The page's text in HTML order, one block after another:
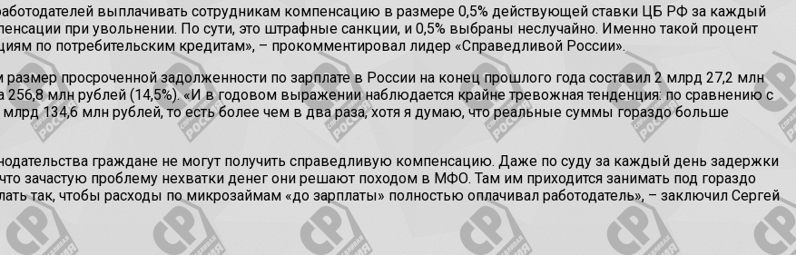
выплачивать сотрудникам компенсацию в размере 0,5% действующей ставки ЦБ РФ за каждый
при увольнении. По сути, это штрафные санкции, и 0,5% выбраны неслучайно. Именно такой процент
по потребительским кредитам», – прокомментировал лидер «Справедливой России».
просроченной задолженности по зарплате в России на конец прошлого года составил 2 млрд 27,2 млн
млн рублей (14,5%). «И в годовом выражении наблюдается крайне тревожная тенденция: по сравнению с
134,6 млн рублей, то есть более чем в два раза, хотя я думаю, что реальные суммы гораздо больше
граждане не могут получить справедливую компенсацию. Даже по суду за каждый день задержки
зачастую проблему нехватки денег они решают походом в МФО. Там им приходится занимать под гораздо
так, чтобы расходы по микрозаймам «до зарплаты» полностью оплачивал работодатель», – заключил Сергей